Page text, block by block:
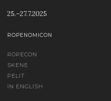
25.–27.7.2025
ROPENOMICON
ROPECON
SKENE
PELIT
IN ENGLISH